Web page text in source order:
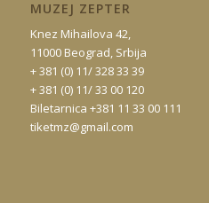
MUZEJ ZEPTER
Knez Mihailova 42,
11000 Beograd, Srbija
+ 381 (0) 11/ 328 33 39
+ 381 (0) 11/ 33 00 120
Biletarnica +381 11 33 00 111
tiketmz@gmail.com